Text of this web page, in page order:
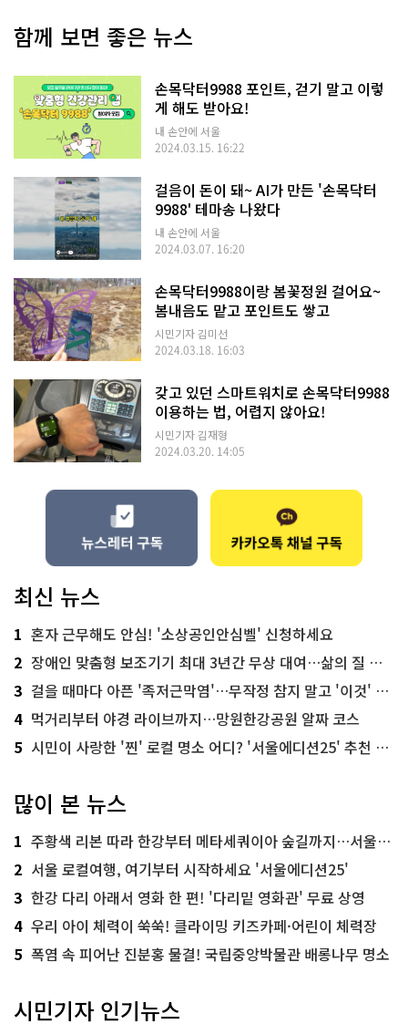
함께 보면 좋은 뉴스
손목닥터9988 포인트, 걷기 말고 이렇
게 해도 받아요!
내 손안에 서울
2024.03.15. 16:22
걸음이 돈이 돼~ AI가 만든 '손목닥터
9988' 테마송 나왔다
내 손안에 서울
2024.03.07. 16:20
손목닥터9988이랑 봄꽃정원 걸어요~
봄내음도 맡고 포인트도 쌓고
시민기자 김미선
2024.03.18. 16:03
갖고 있던 스마트워치로 손목닥터9988
이용하는 법, 어렵지 않아요!
시민기자 김재형
2024.03.20. 14:05
최신 뉴스
1 혼자 근무해도 안심! '소상공인안심벨' 신청하세요
2 장애인 맞춤형 보조기기 최대 3년간 무상 대여…삶의 질 높인다
3 걸을 때마다 아픈 '족저근막염'…무작정 참지 말고 '이것' 해보세요!
4 먹거리부터 야경 라이브까지…망원한강공원 알짜 코스
5 시민이 사랑한 '찐' 로컬 명소 어디? '서울에디션25' 추천 코스
많이 본 뉴스
1 주황색 리본 따라 한강부터 메타세쿼이아 숲길까지…서울둘레길 15코스
2 서울 로컬여행, 여기부터 시작하세요 '서울에디션25'
3 한강 다리 아래서 영화 한 편! '다리밑 영화관' 무료 상영
4 우리 아이 체력이 쑥쑥! 클라이밍 키즈카페·어린이 체력장
5 폭염 속 피어난 진분홍 물결! 국립중앙박물관 배롱나무 명소
시민기자 인기뉴스